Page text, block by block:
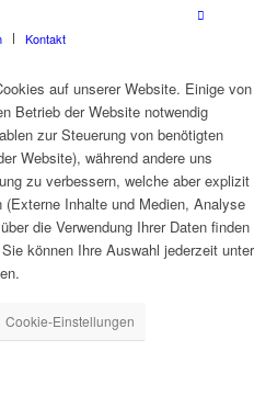
Kontakt
auf unserer Website. Einige von
Betrieb der Website notwendig
zur Steuerung von benötigten
Website), während andere uns
zu verbessern, welche aber explizit
Inhalte und Medien, Analyse
die Verwendung Ihrer Daten finden
können Ihre Auswahl jederzeit unter
Cookie-Einstellungen